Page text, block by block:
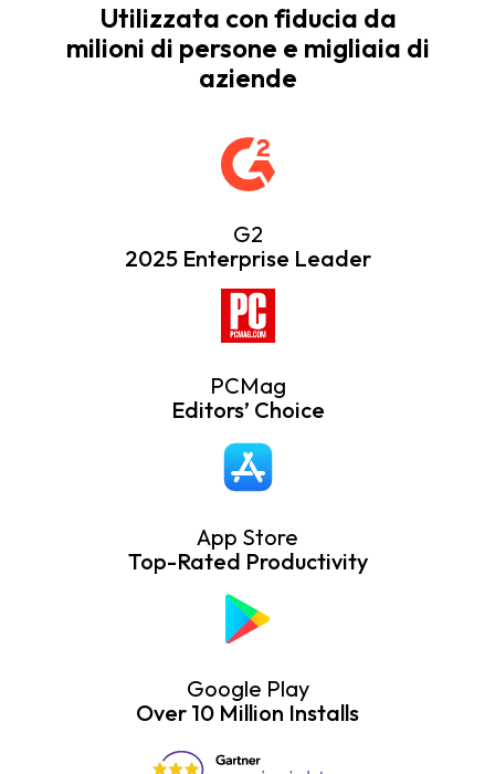
Utilizzata con fiducia da
milioni di persone e migliaia di
aziende
G2
2025 Enterprise Leader
PCMag
Editors’ Choice
App Store
Top-Rated Productivity
Google Play
Over 10 Million Installs